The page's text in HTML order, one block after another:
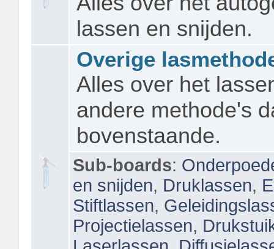
lassen en snijden.
Overige
Alles over het
andere methode's
bovenstaande.
Sub-boards:
en snijden, Druklassen,
Stiftlassen,
Projectielassen,